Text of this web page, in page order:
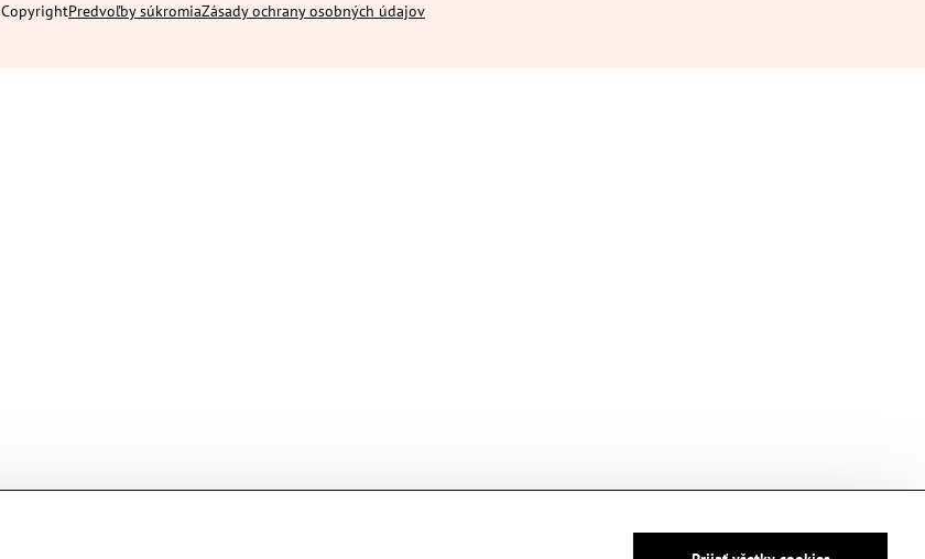
CopyrightPredvoľby súkromiaZásady ochrany osobných údajov